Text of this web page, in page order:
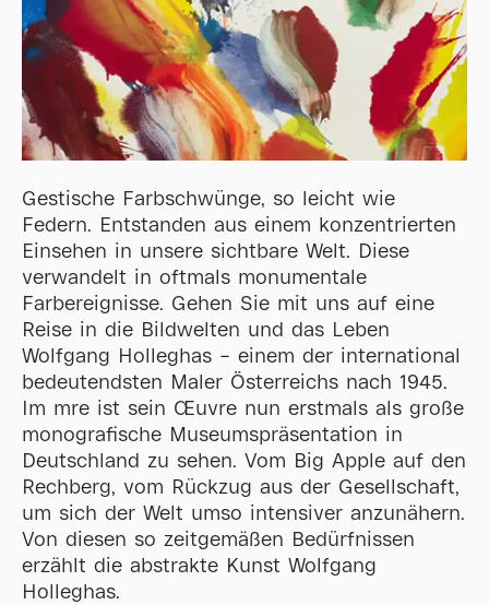
Gestische Farbschwünge, so leicht wie
Federn. Entstanden aus einem konzentrierten
Einsehen in unsere sichtbare Welt. Diese
verwandelt in oftmals monumentale
Farbereignisse. Gehen Sie mit uns auf eine
Reise in die Bildwelten und das Leben
Wolfgang Holleghas – einem der international
bedeutendsten Maler Österreichs nach 1945.
Im mre ist sein Œuvre nun erstmals als große
monografische Museumspräsentation in
Deutschland zu sehen. Vom Big Apple auf den
Rechberg, vom Rückzug aus der Gesellschaft,
um sich der Welt umso intensiver anzunähern.
Von diesen so zeitgemäßen Bedürfnissen
erzählt die abstrakte Kunst Wolfgang
Holleghas.